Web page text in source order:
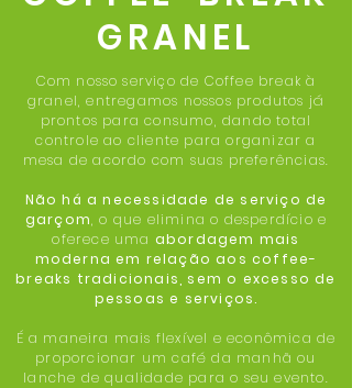
GRANEL
Com nosso serviço de Coffee break à
granel, entregamos nossos produtos já
prontos para consumo, dando total
controle ao cliente para organizar a
mesa de acordo com suas preferências.
Não há a necessidade de serviço de
garçom, o que elimina o desperdício e
oferece uma abordagem mais
moderna em relação aos coffee-
breaks tradicionais, sem o excesso de
pessoas e serviços.
É a maneira mais flexível e econômica de
proporcionar um café da manhã ou
lanche de qualidade para o seu evento.